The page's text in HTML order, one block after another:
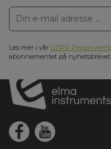
Les mer i vår GDPR
abonnementet på